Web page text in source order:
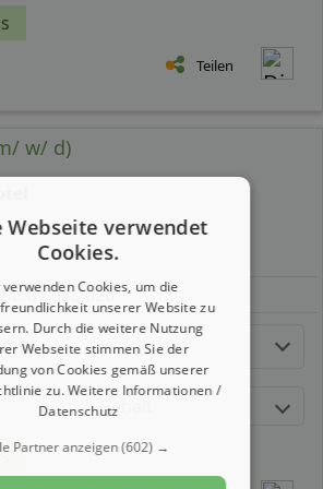
Teilen
w/ d)
07.08.2026
Gehalt
Webseite verwendet
Cookies.
verwenden Cookies, um die
unserer Website zu
Durch die weitere Nutzung
Webseite stimmen Sie der
von Cookies gemäß unserer
zu.Weitere Informationen /
Datenschutz
Partner anzeigen(602) →